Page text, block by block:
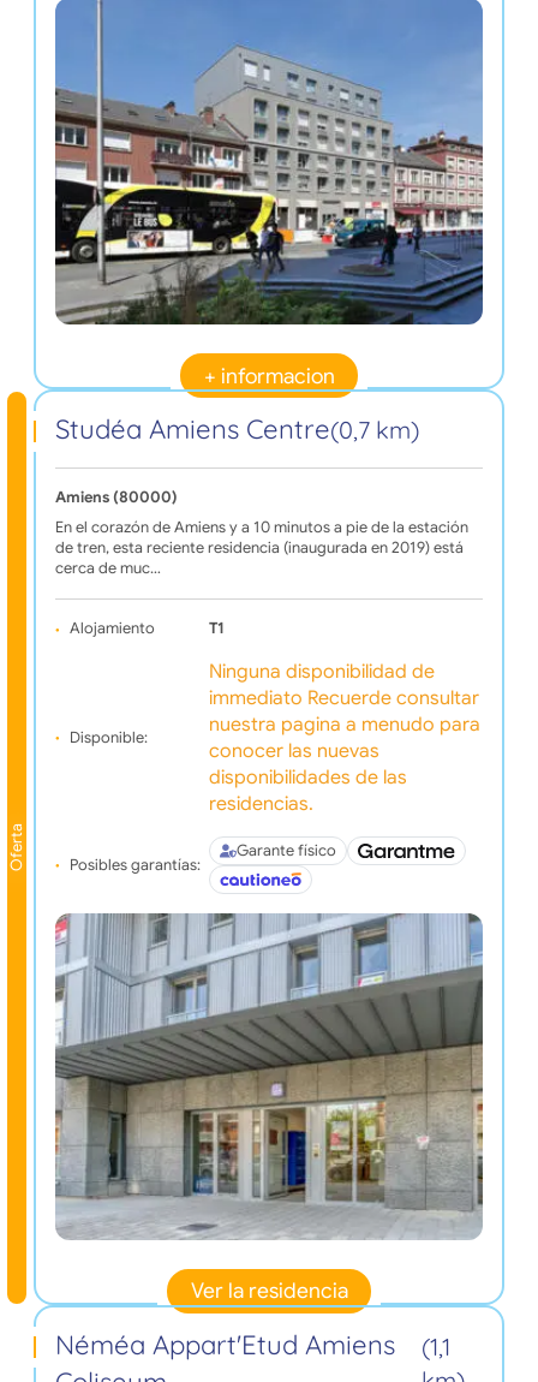
+ informacion
Oferta
Studéa Amiens Centre(0,7 km)
Amiens (80000)
En el corazón de Amiens y a 10 minutos a pie de la estación
de tren, esta reciente residencia (inaugurada en 2019) está
cerca de muc…
Alojamiento T1
Disponible:
Ninguna disponibilidad de
immediato Recuerde consultar
nuestra pagina a menudo para
conocer las nuevas
disponibilidades de las
residencias.
Posibles garantías:
Garante físico
Ver la residencia
Néméa Appart'Etud Amiens
(1,1